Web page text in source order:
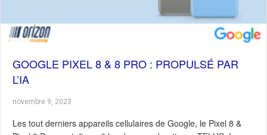
GOOGLE PIXEL 8 & 8 PRO : PROPULSÉ PAR
L’IA
novembre 9, 2023
Les tout derniers appareils cellulaires de Google, le Pixel 8 &